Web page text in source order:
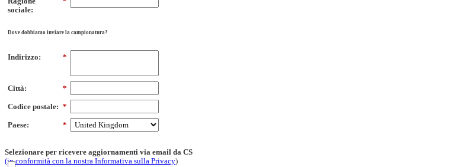
sociale:
Dove dobbiamo inviare la campionatura?
*
Indirizzo:
*
Città:
*
Codice postale:
*
Paese:
Selezionare per ricevere aggiornamenti via email da CS
(in conformità con la nostra Informativa sulla Privacy)